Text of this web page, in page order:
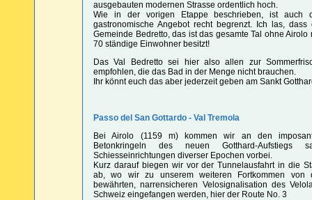
ausgebauten modernen Strasse ordentlich hoch.
Wie in der vorigen Etappe beschrieben, ist auch
gastronomische Angebot recht begrenzt. Ich las, dass
Gemeinde Bedretto, das ist das gesamte Tal ohne Airolo
70 ständige Einwohner besitzt!
Das Val Bedretto sei hier also allen zur
empfohlen, die das Bad in der Menge nicht brauchen.
Ihr könnt euch das aber jederzeit geben am Sankt
Passo del San Gottardo - Val Tremola
Bei Airolo (1159 m) kommen wir an den
Betonkringeln des neuen Gotthard-Aufstiegs
Schiesseinrichtungen diverser Epochen vorbei.
Kurz darauf biegen wir vor der Tunnelausfahrt in die
ab, wo wir zu unserem weiteren Fortkommen von
bewährten, narrensicheren Velosignalisation des
Schweiz eingefangen werden, hier der Route No. 3